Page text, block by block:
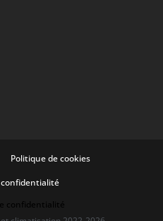
Politique de cookies
confidentialité